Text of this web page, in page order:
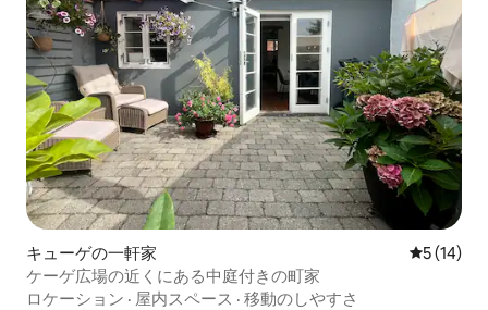
キューゲの一軒家 レビュー
5 (14)
ケーゲ広場の近くにある中庭付きの町家
ロケーション · 屋内スペース · 移動のしやすさ